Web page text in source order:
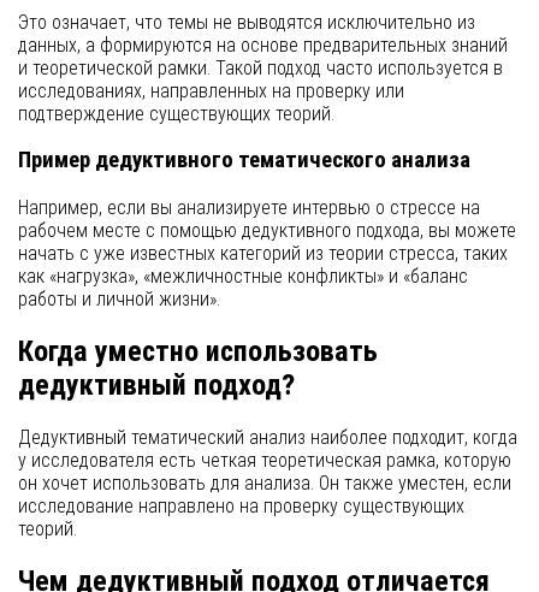
Это означает, что темы не выводятся исключительно из
данных, а формируются на основе предварительных знаний
и теоретической рамки. Такой подход часто используется в
исследованиях, направленных на проверку или
подтверждение существующих теорий.
Пример дедуктивного тематического анализа
Например, если вы анализируете интервью о стрессе на
рабочем месте с помощью дедуктивного подхода, вы можете
начать с уже известных категорий из теории стресса, таких
как «нагрузка», «межличностные конфликты» и «баланс
работы и личной жизни».
Когда уместно использовать
дедуктивный подход?
Дедуктивный тематический анализ наиболее подходит, когда
у исследователя есть четкая теоретическая рамка, которую
он хочет использовать для анализа. Он также уместен, если
исследование направлено на проверку существующих
теорий.
Чем дедуктивный подход отличается